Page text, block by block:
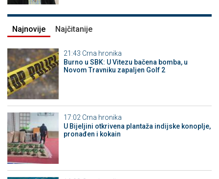
Najnovije Najčitanije
21:43 Crna hronika
Burno u SBK: U Vitezu bačena bomba, u
Novom Travniku zapaljen Golf 2
17:02 Crna hronika
​U Bijeljini otkrivena plantaža indijske konoplje,
pronađen i kokain